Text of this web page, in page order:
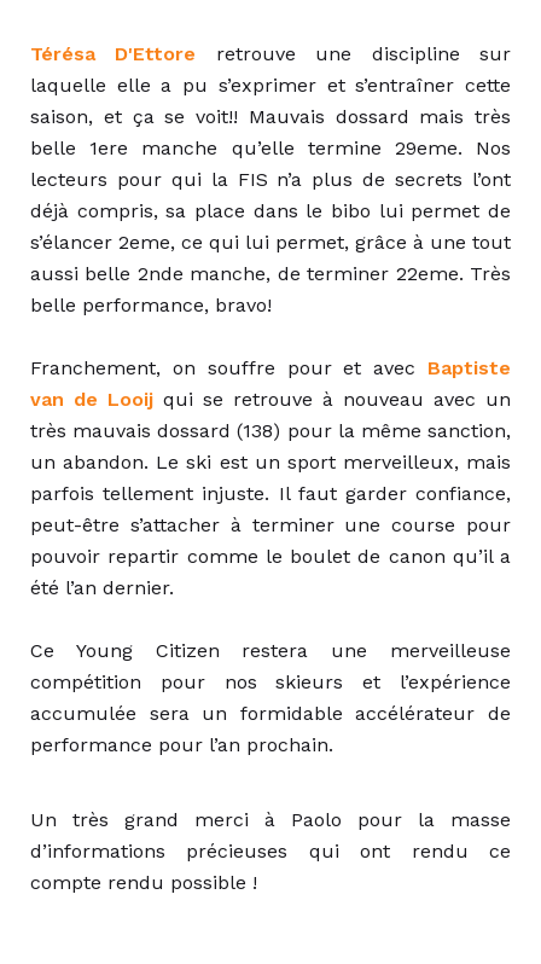
Térésa D'Ettore retrouve une discipline sur
laquelle elle a pu s’exprimer et s’entraîner cette
saison, et ça se voit!! Mauvais dossard mais très
belle 1ere manche qu’elle termine 29eme. Nos
lecteurs pour qui la FIS n’a plus de secrets l’ont
déjà compris, sa place dans le bibo lui permet de
s’élancer 2eme, ce qui lui permet, grâce à une tout
aussi belle 2nde manche, de terminer 22eme. Très
belle performance, bravo!
Franchement, on souffre pour et avec Baptiste
van de Looij qui se retrouve à nouveau avec un
très mauvais dossard (138) pour la même sanction,
un abandon. Le ski est un sport merveilleux, mais
parfois tellement injuste. Il faut garder confiance,
peut-être s’attacher à terminer une course pour
pouvoir repartir comme le boulet de canon qu’il a
été l’an dernier.
Ce Young Citizen restera une merveilleuse
compétition pour nos skieurs et l’expérience
accumulée sera un formidable accélérateur de
performance pour l’an prochain.
Un très grand merci à Paolo pour la masse
d’informations précieuses qui ont rendu ce
compte rendu possible !